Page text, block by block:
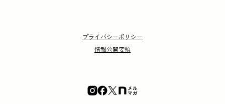
プライバシーポリシー
情報公開要領